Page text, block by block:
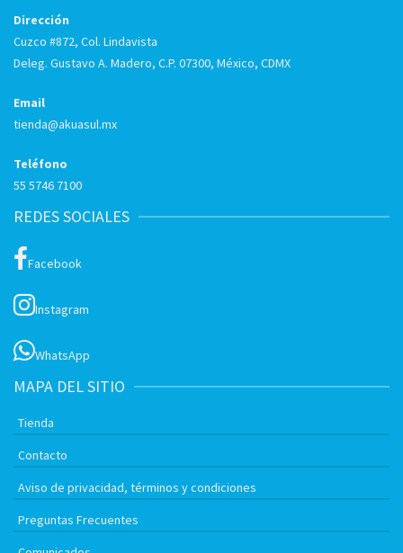
Dirección
Cuzco #872, Col. Lindavista
Deleg. Gustavo A. Madero, C.P. 07300, México, CDMX
Email
tienda@akuasul.mx
Teléfono
55 5746 7100
REDES SOCIALES
Facebook
Instagram
WhatsApp
MAPA DEL SITIO
Tienda
Contacto
Aviso de privacidad, términos y condiciones
Preguntas Frecuentes